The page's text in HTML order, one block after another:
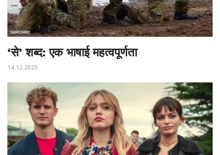
‘से’ शब्द: एक भाषाई महत्वपूर्णता
14.12.2025